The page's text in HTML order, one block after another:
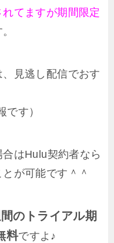
てますが期間限定
見逃し配信でおす
です）
はHulu契約者なら
が可能です＾＾
のトライアル期
料ですよ♪